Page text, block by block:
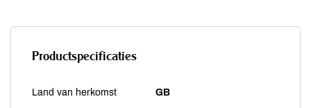
Productspecificaties
Land van herkomst GB